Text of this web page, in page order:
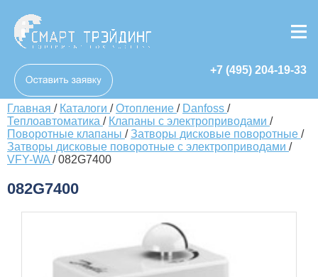
+7 (495) 204-19-33
Главная / Каталоги /Отопление / Danfoss /
Теплоавтоматика / Клапаны с электроприводами /
Поворотные клапаны /Затворы дисковые поворотные /
Затворы дисковые поворотные с электроприводами /
VFY-WA /082G7400
082G7400